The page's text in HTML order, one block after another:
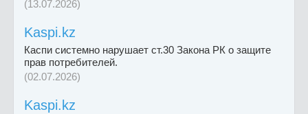
(13.07.2026)
Kaspi.kz
Каспи системно нарушает ст.30 Закона РК о защите
прав потребителей.
(02.07.2026)
Kaspi.kz